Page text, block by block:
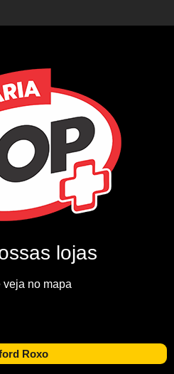
lojas
veja no mapa
Roxo